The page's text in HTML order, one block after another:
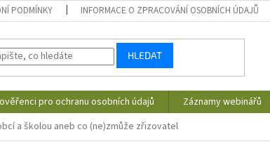
PODMÍNKY INFORMACE O ZPRACOVÁNÍ OSOBNÍCH ÚDAJŮ
HLEDAT
pro ochranu osobních údajů
Záznamy webinářů
a školou aneb co (ne)zmůže zřizovatel